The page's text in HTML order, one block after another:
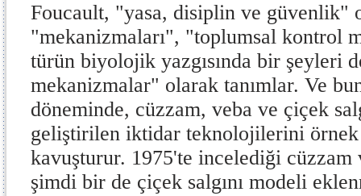
Foucault, "yasa, disiplin ve güvenlik"
"mekanizmaları", "toplumsal kontrol
türün biyolojik yazgısında bir şeyleri
mekanizmalar" olarak tanımlar. Ve
döneminde, cüzzam, veba ve çiçek
geliştirilen iktidar teknolojilerini örnek
kavuşturur. 1975'te incelediği cüzzam
şimdi bir de çiçek salgını modeli